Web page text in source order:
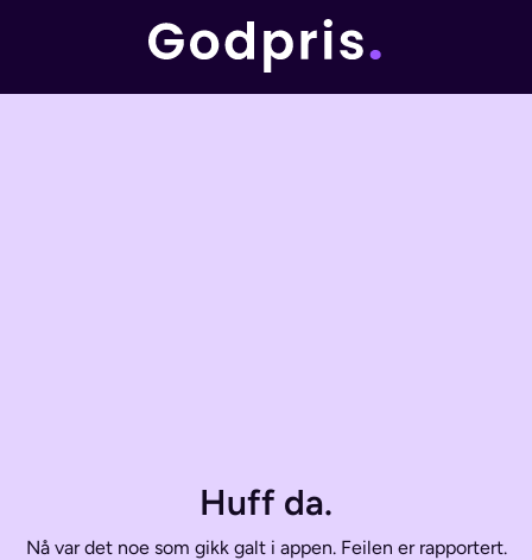
Huff da.
Nå var det noe som gikk galt i appen. Feilen er rapportert.